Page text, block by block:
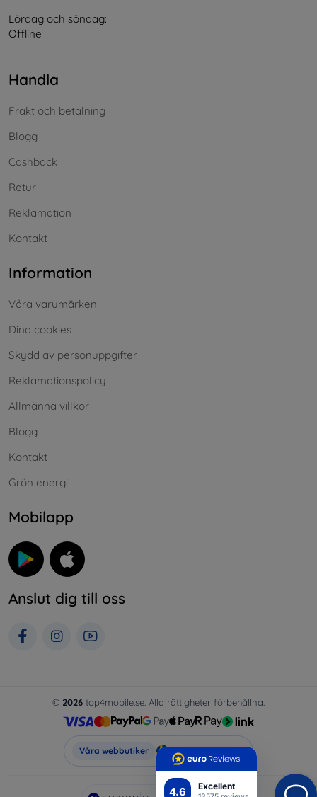
4.6 Excellent
Lördag och söndag:
Offline
Handla
Frakt och betalning
Blogg
Cashback
Retur
Reklamation
Kontakt
Information
Våra varumärken
Dina cookies
Skydd av personuppgifter
Reklamationspolicy
Allmänna villkor
Blogg
Kontakt
Grön energi
Mobilapp
Anslut dig till oss
© 2026 top4mobile.se. Alla rättigheter förbehållna.
Våra webbutiker Top4Mobile.se